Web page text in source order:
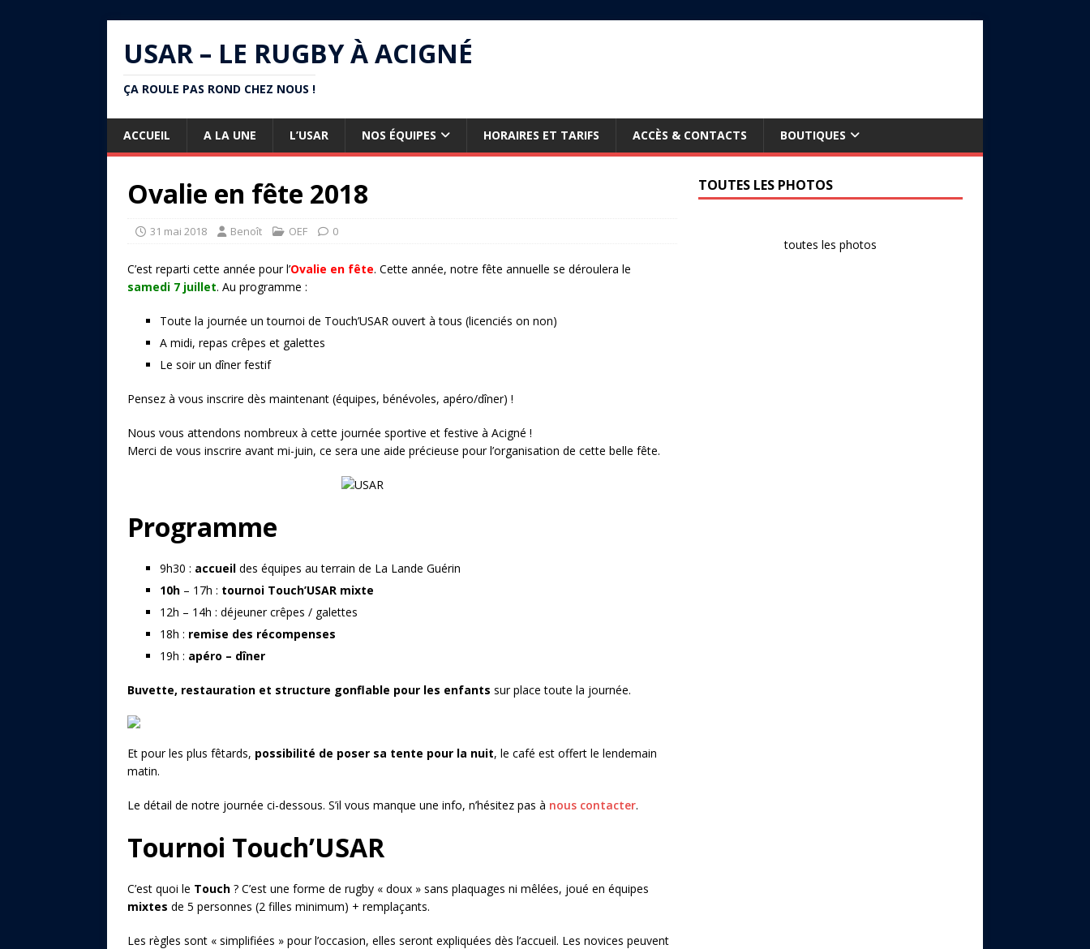
USAR – LE RUGBY À ACIGNÉ
ÇA ROULE PAS ROND CHEZ NOUS !
ACCUEIL A LA UNE L’USAR NOS ÉQUIPES HORAIRES ET TARIFS ACCÈS & CONTACTS BOUTIQUES
Ovalie en fête 2018
31 mai 2018 Benoît OEF 0
C’est reparti cette année pour l’Ovalie en fête. Cette année, notre fête annuelle se déroulera le
samedi 7 juillet. Au programme :
Toute la journée un tournoi de Touch’USAR ouvert à tous (licenciés on non)
A midi, repas crêpes et galettes
Le soir un dîner festif
Pensez à vous inscrire dès maintenant (équipes, bénévoles, apéro/dîner) !
Nous vous attendons nombreux à cette journée sportive et festive à Acigné !
Merci de vous inscrire avant mi-juin, ce sera une aide précieuse pour l’organisation de cette belle fête.
Programme
9h30 : accueil des équipes au terrain de La Lande Guérin
10h – 17h : tournoi Touch’USAR mixte
12h – 14h : déjeuner crêpes / galettes
18h : remise des récompenses
19h : apéro – dîner
Buvette, restauration et structure gonflable pour les enfants sur place toute la journée.
Et pour les plus fêtards, possibilité de poser sa tente pour la nuit, le café est offert le lendemain
matin.
Le détail de notre journée ci-dessous. S’il vous manque une info, n’hésitez pas à nous contacter.
Tournoi Touch’USAR
C’est quoi le Touch ? C’est une forme de rugby « doux » sans plaquages ni mêlées, joué en équipes
mixtes de 5 personnes (2 filles minimum) + remplaçants.
Les règles sont « simplifiées » pour l’occasion, elles seront expliquées dès l’accueil. Les novices peuvent
TOUTES LES PHOTOS
toutes les photos